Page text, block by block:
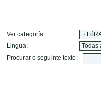
Ver categoría:
Lingua:
Procurar o seguinte texto: